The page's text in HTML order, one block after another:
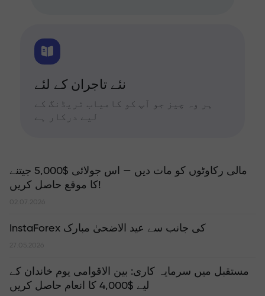
نئے تاجران کے لئے
ہر وہ چیز جو آپ کو کامیاب ٹریڈنگ کے
لیے درکار ہے
مالی رکاوٹوں کو مات دیں — اس جولائی $5,000 جیتنے
کا موقع حاصل کریں!
02.07.2026
InstaForex کی جانب سے عید الاضحیٰ مبارک
27.05.2026
مستقبل میں سرمایہ کاری: بین الاقوامی یوم خاندان کے
لیے $4,000 کا انعام حاصل کریں